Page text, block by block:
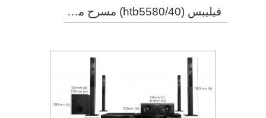
فيليبس (htb5580/40) مسرح منزلى مزود بتقنية بلو راى ثلاثية الأبعاد ذو سماعات خلفية تعمل لاسلكيا ومزود بتقنيات wifi , bluetooth , nfc و ذو قدرة 1000 وات